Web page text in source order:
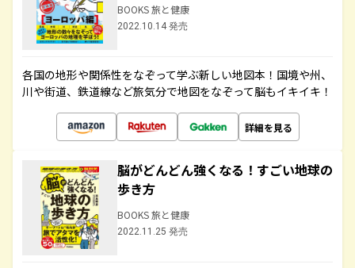
BOOKS 旅と健康
2022.10.14 発売
各国の地形や関係性をなぞって学ぶ新しい地図本！国境や州、
川や街道、鉄道線など旅気分で地図をなぞって脳もイキイキ！
詳細を見る
脳がどんどん強くなる！すごい地球の
歩き方
BOOKS 旅と健康
2022.11.25 発売